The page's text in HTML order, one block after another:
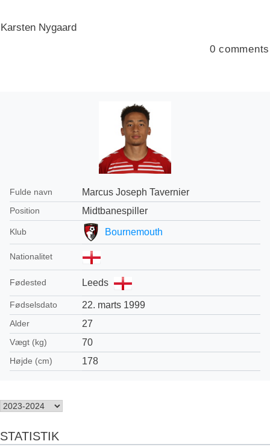
Karsten Nygaard
0 comments
Fulde navn Marcus Joseph Tavernier
Position Midtbanespiller
Klub Bournemouth
Nationalitet
Fødested Leeds
Fødselsdato 22. marts 1999
Alder 27
Vægt (kg) 70
Højde (cm) 178
STATISTIK